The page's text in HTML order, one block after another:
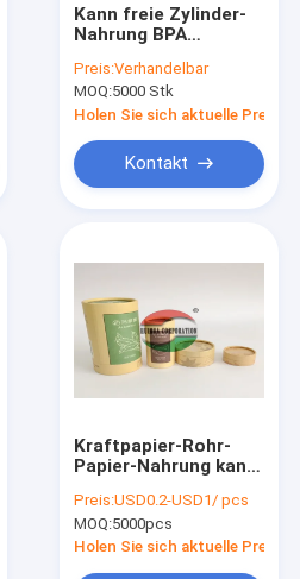
Kann freie Zylinder-
Nahrung BPA
umweltfreundlicher
wasser- Beweis
Preis:Verhandelbar
MOQ:5000 Stk
Holen Sie sich aktuelle Preis
Kontakt
Kraftpapier-Rohr-
Papier-Nahrung kann
Papierröhrenverpackung
Preis:USD0.2-USD1/ pcs
MOQ:5000pcs
Holen Sie sich aktuelle Preis